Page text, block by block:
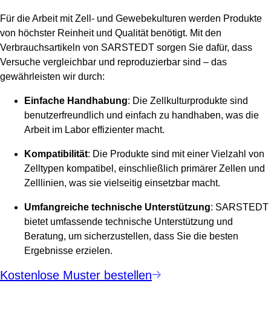
Für die Arbeit mit Zell- und Gewebekulturen werden Produkte
von höchster Reinheit und Qualität benötigt. Mit den
Verbrauchsartikeln von SARSTEDT sorgen Sie dafür, dass
Versuche vergleichbar und reproduzierbar sind – das
gewährleisten wir durch:
Einfache Handhabung: Die Zellkulturprodukte sind
benutzerfreundlich und einfach zu handhaben, was die
Arbeit im Labor effizienter macht.
Kompatibilität: Die Produkte sind mit einer Vielzahl von
Zelltypen kompatibel, einschließlich primärer Zellen und
Zelllinien, was sie vielseitig einsetzbar macht.
Umfangreiche technische Unterstützung: SARSTEDT
bietet umfassende technische Unterstützung und
Beratung, um sicherzustellen, dass Sie die besten
Ergebnisse erzielen.
Kostenlose Muster bestellen